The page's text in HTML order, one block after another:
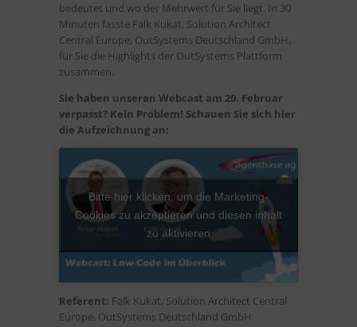
bedeutet und wo der Mehrwert für Sie liegt. In 30
Minuten fasste Falk Kukat, Solution Architect
Central Europe, OutSystems Deutschland GmbH,
für Sie die Highlights der OutSystems Plattform
zusammen.
Sie haben unseren Webcast am 20. Februar
verpasst? Kein Problem! Schauen Sie sich hier
die Aufzeichnung an:
Bitte hier klicken, um die Marketing-
Cookies zu akzeptieren und diesen inhalt
zu aktivieren
Referent: Falk Kukat, Solution Architect Central
Europe, OutSystems Deutschland GmbH